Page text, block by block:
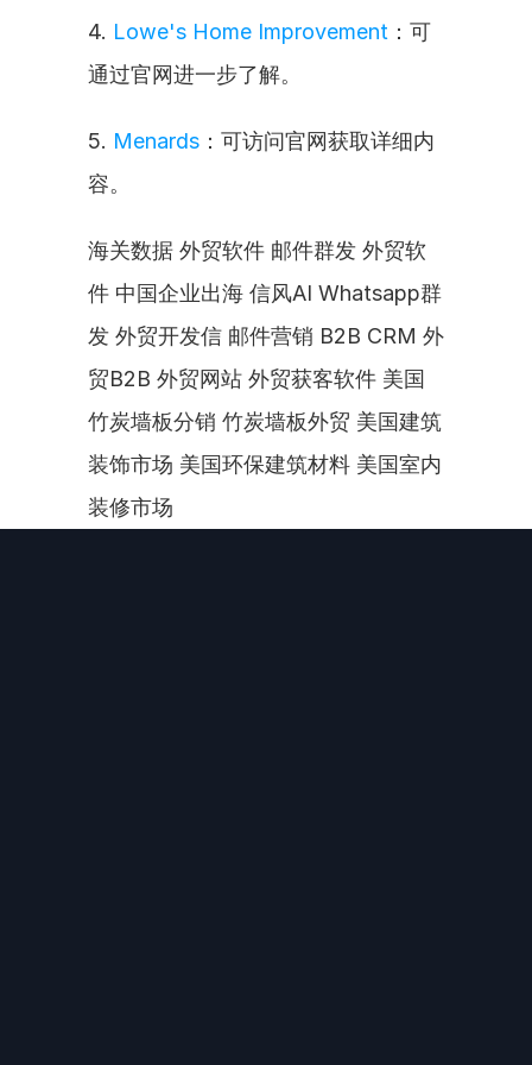
4. Lowe's Home Improvement ：可
通过官网进一步了解。
5. Menards ：可访问官网获取详细内
容。
海关数据 外贸软件 邮件群发 外贸软
件 中国企业出海 信风AI Whatsapp群
发 外贸开发信 邮件营销 B2B CRM 外
贸B2B 外贸网站 外贸获客软件 美国
竹炭墙板分销 竹炭墙板外贸 美国建筑
装饰市场 美国环保建筑材料 美国室内
装修市场